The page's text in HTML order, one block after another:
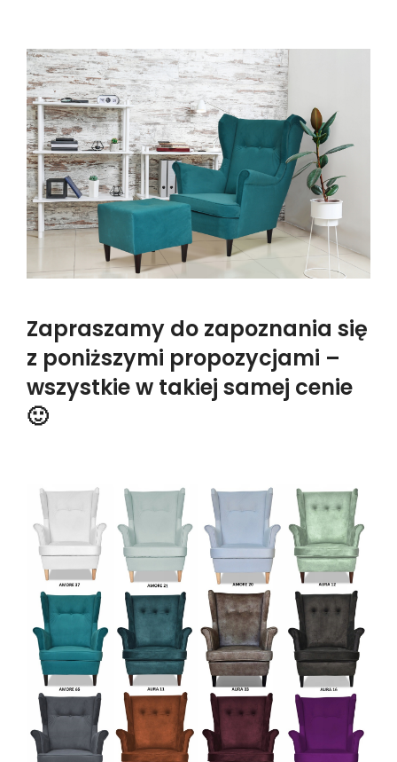
Zapraszamy do zapoznania się
z poniższymi propozycjami –
wszystkie w takiej samej cenie
🙂